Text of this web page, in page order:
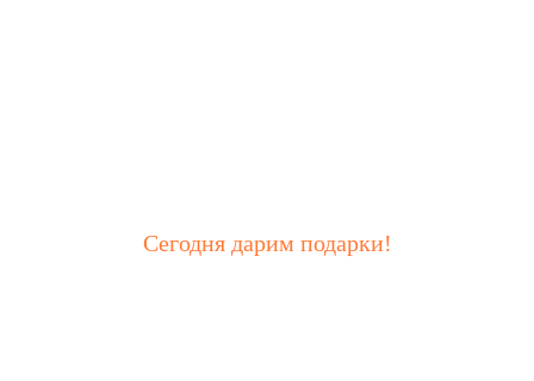
Сегодня дарим подарки!